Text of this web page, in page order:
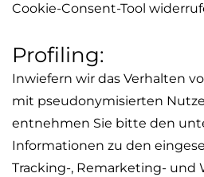
Cookie-Consent-Tool
Profiling:
Inwiefern wir das Verhalten
mit pseudonymisierten
entnehmen Sie bitte den
Informationen zu den
Tracking-, Remarketing- und